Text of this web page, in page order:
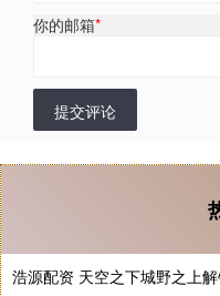
你的邮箱*
提交评论
浩源配资 天空之下城野之上